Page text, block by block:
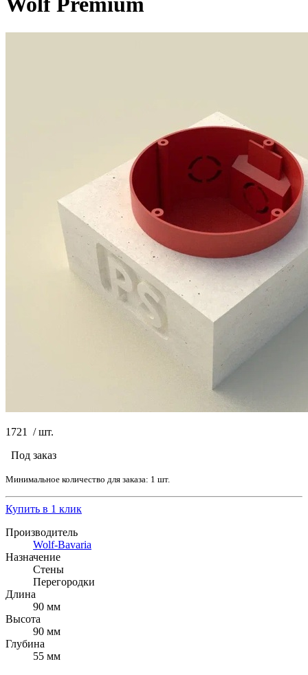
1721 /шт.
Под заказ
Минимальное количество для заказа: 1 шт.
Купить в 1 клик
Производитель
Wolf-Bavaria
Назначение
Стены
Перегородки
Длина
90 мм
Высота
90 мм
Глубина
55 мм